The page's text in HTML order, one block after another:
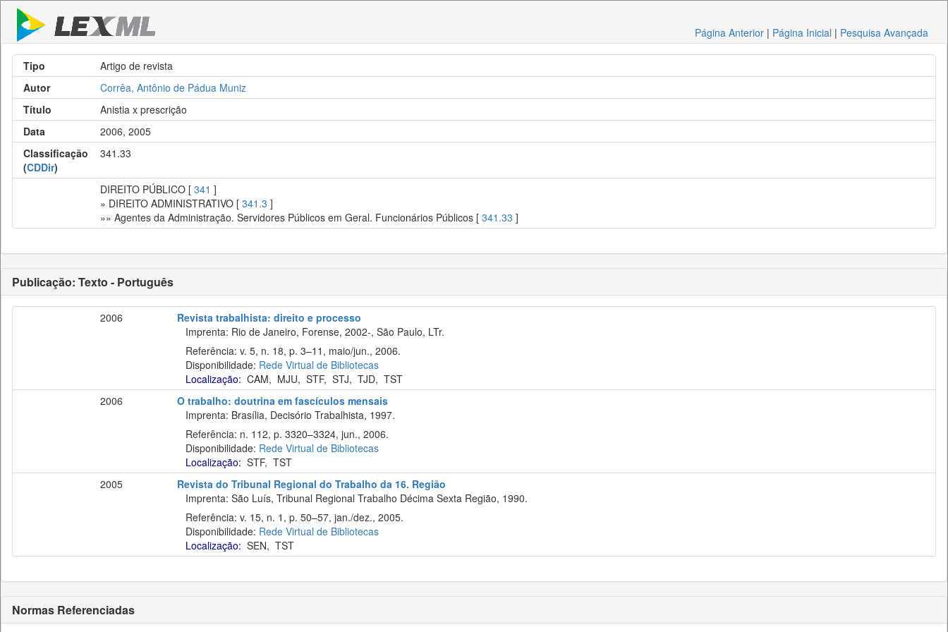
Página Anterior | Página Inicial | Pesquisa Avançada
Tipo
Artigo de revista
Autor
Corrêa, Antônio de Pádua Muniz
Título
Anistia x prescrição
Data
2006, 2005
Classificação
(CDDir)
341.33
DIREITO PÚBLICO [ 341 ]
» DIREITO ADMINISTRATIVO [ 341.3 ]
»» Agentes da Administração. Servidores Públicos em Geral. Funcionários Públicos [ 341.33 ]
Publicação: Texto - Português
2006
Revista trabalhista: direito e processo
Imprenta: Rio de Janeiro, Forense, 2002-, São Paulo, LTr.
Referência: v. 5, n. 18, p. 3–11, maio/jun., 2006.
Disponibilidade: Rede Virtual de Bibliotecas
Localização: CAM, MJU, STF, STJ, TJD, TST
2006
O trabalho: doutrina em fascículos mensais
Imprenta: Brasília, Decisório Trabalhista, 1997.
Referência: n. 112, p. 3320–3324, jun., 2006.
Disponibilidade: Rede Virtual de Bibliotecas
Localização: STF, TST
2005
Revista do Tribunal Regional do Trabalho da 16. Região
Imprenta: São Luís, Tribunal Regional Trabalho Décima Sexta Região, 1990.
Referência: v. 15, n. 1, p. 50–57, jan./dez., 2005.
Disponibilidade: Rede Virtual de Bibliotecas
Localização: SEN, TST
Normas Referenciadas